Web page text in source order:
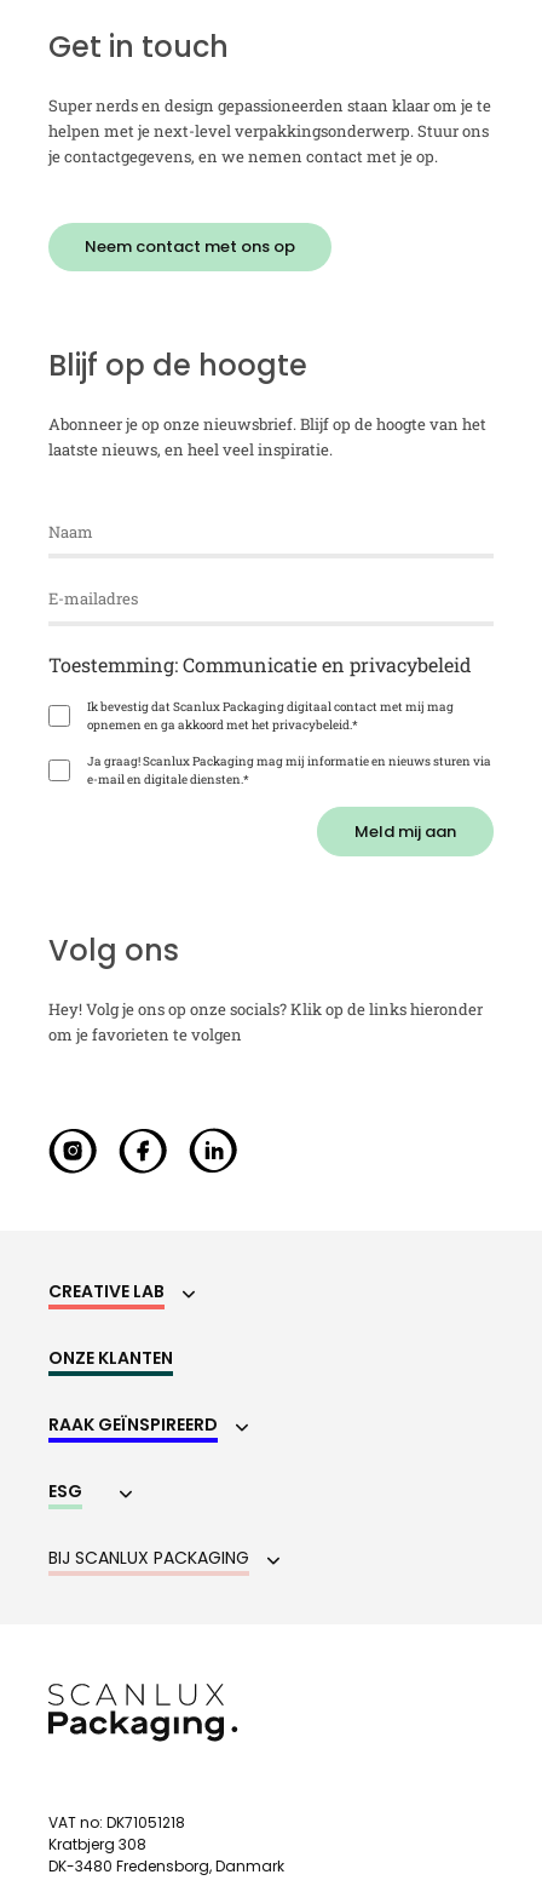
Get in touch
Super nerds en design gepassioneerden staan klaar om je te
helpen met je next-level verpakkingsonderwerp. Stuur ons
je contactgegevens, en we nemen contact met je op.
Neem contact met ons op
Blijf op de hoogte
Abonneer je op onze nieuwsbrief. Blijf op de hoogte van het
laatste nieuws, en heel veel inspiratie.
Toestemming: Communicatie en privacybeleid
Ik bevestig dat Scanlux Packaging digitaal contact met mij mag
opnemen en ga akkoord met het privacybeleid. *
Ja graag! Scanlux Packaging mag mij informatie en nieuws sturen via
e-mail en digitale diensten. *
Meld mij aan
Volg ons
Hey! Volg je ons op onze socials? Klik op de links hieronder
om je favorieten te volgen
CREATIVE LAB
ONZE KLANTEN
RAAK GEÏNSPIREERD
ESG
BIJ SCANLUX PACKAGING
VAT no: DK71051218
Kratbjerg 308
DK-3480 Fredensborg, Danmark